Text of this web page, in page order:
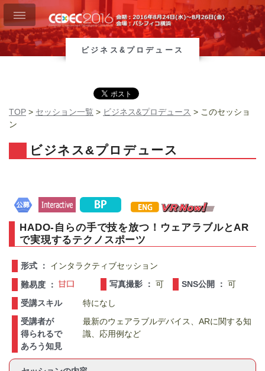
ビジネス&プロデュース
TOP > セッション一覧 > ビジネス&プロデュース > このセッショ
ン
ビジネス&プロデュース
HADO-自らの手で技を放つ！ウェアラブルとAR
で実現するテクノスポーツ
形式 ： インタラクティブセッション
難易度 ：
写真撮影 ： 可 SNS公開 ： 可
受講スキル
特になし
受講者が
得られるで
あろう知見
最新のウェアラブルデバイス、ARに関する知
識、応用例など